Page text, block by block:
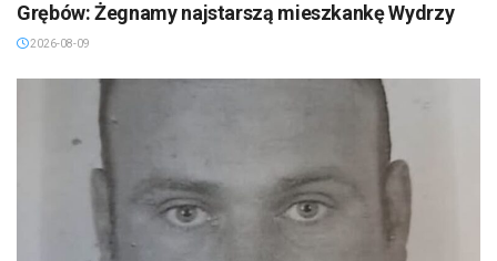
Grębów: Żegnamy najstarszą mieszkankę Wydrzy
2026-08-09